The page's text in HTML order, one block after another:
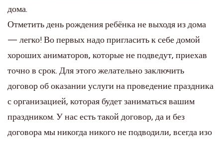
дома.
Отметить день рождения ребёнка не выходя из дома
— легко! Во первых надо пригласить к себе домой
хороших аниматоров, которые не подведут, приехав
точно в срок. Для этого желательно заключить
договор об оказании услуги на проведение праздника
с организацией, которая будет заниматься вашим
праздником. У нас есть такой договор, да и без
договора мы никогда никого не подводили, всегда изо